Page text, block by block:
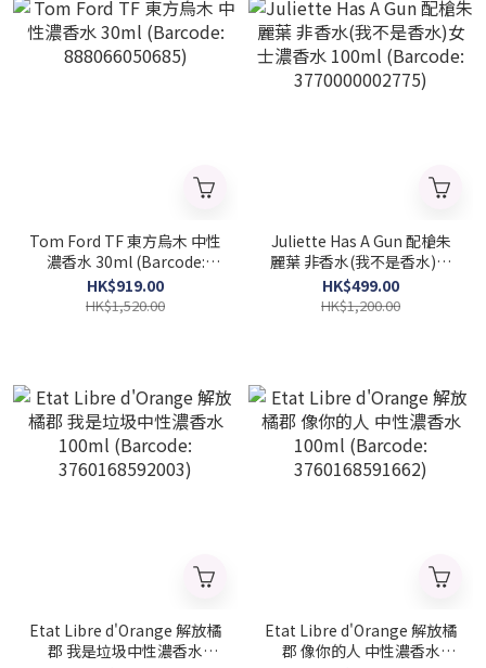
Tom Ford TF 東方烏木 中性
濃香水 30ml (Barcode:
888066050685)
HK$919.00
HK$1,520.00
Juliette Has A Gun 配槍朱
麗葉 非香水(我不是香水)女
士濃香水 100ml (Barcode:
3770000002775)
HK$499.00
HK$1,200.00
Etat Libre d'Orange 解放橘
郡 我是垃圾中性濃香水
Etat Libre d'Orange 解放橘
郡 像你的人 中性濃香水